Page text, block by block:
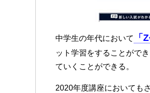
中学生の年代において 「
ット学習をすることがで
ていくことができる。
2020年度講座においても